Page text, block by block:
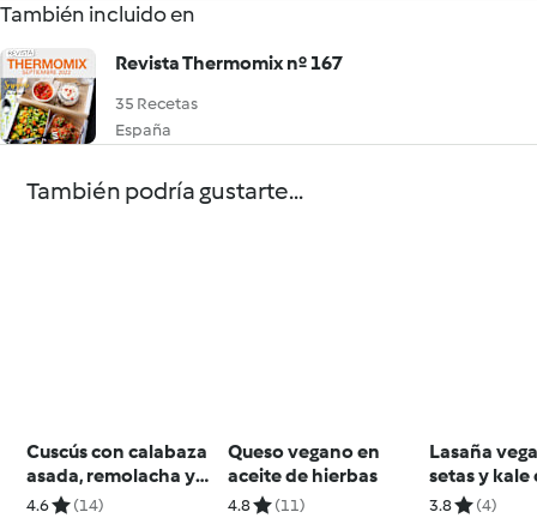
También incluido en
Revista Thermomix nº 167
35 Recetas
España
También podría gustarte...
Cuscús con calabaza
asada, remolacha y
garbanzos con aliño
4.6 (14)
Queso vegano en
aceite de hierbas
4.8 (11)
Lasaña
setas y
de rúcula y
3.8 (4)